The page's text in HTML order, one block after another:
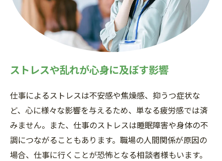
ストレスや乱れが心身に及ぼす影響
仕事によるストレスは不安感や焦燥感、抑うつ症状な
ど、心に様々な影響を与えるため、単なる疲労感では済
みません。また、仕事のストレスは睡眠障害や身体の不
調につながることもあります。職場の人間関係が原因の
場合、仕事に行くことが恐怖となる相談者様もいます。